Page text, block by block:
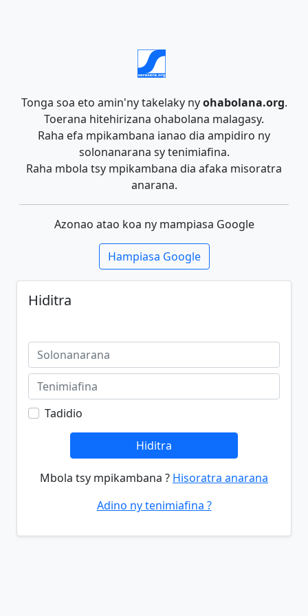
Tonga soa eto amin'ny takelaky nyohabolana.org.
Toerana hitehirizana ohabolana malagasy.
Raha efa mpikambana ianao dia ampidiro ny
solonanarana sy tenimiafina.
Raha mbola tsy mpikambana dia afaka misoratra
anarana.
Azonao atao koa ny mampiasa Google
Hampiasa Google
Hiditra
Tadidio
Hiditra
Mbola tsy mpikambana ? Hisoratra anarana
Adino ny tenimiafina ?